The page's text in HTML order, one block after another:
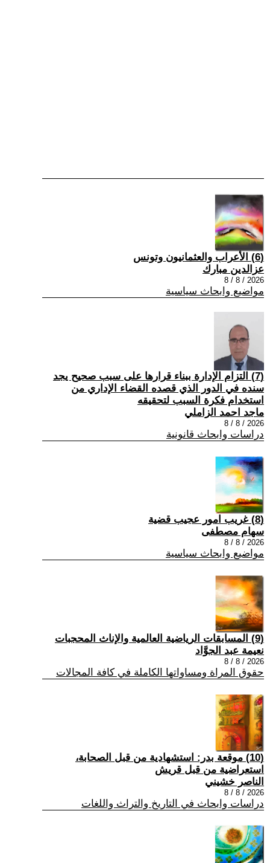
(6) الأعراب والعثمانيون وتونس
عزالدين مبارك
2026 / 8 / 8
مواضيع وابحاث سياسية
(7) التزام الإدارة ببناء قرارها على سبب صحیح یجد
سنده في الدور الذي قصده القضاء الإداري من
استخدام فكرة السبب لتحقیقه
ماجد احمد الزاملي
2026 / 8 / 8
دراسات وابحاث قانونية
(8) غريب امور عجيب قضية
سهام مصطفى
2026 / 8 / 8
مواضيع وابحاث سياسية
(9) المسابقات الرياضية العالمية والإناث المحجبات
نعيمة عبد الجوَّاد
2026 / 8 / 8
حقوق المراة ومساواتها الكاملة في كافة المجالات
(10) موقعة بدر: استشهادية من قبل الصحابة،
استعراضية من قبل قريش
الناصر خشيني
2026 / 8 / 8
دراسات وابحاث في التاريخ والتراث واللغات